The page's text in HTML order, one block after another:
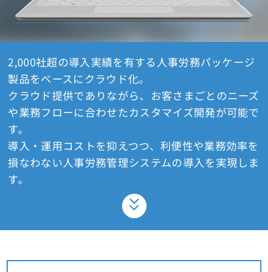
2,000社超の導入実績を有する人事労務パッケージ
製品をベースにクラウド化。
クラウド提供でありながら、お客さまごとのニーズ
や業務フローに合わせたカスタマイズ開発が可能で
す。
導入・運用コストを抑えつつ、利便性や業務効率を
損なわない人事労務管理システムの導入を実現しま
す。